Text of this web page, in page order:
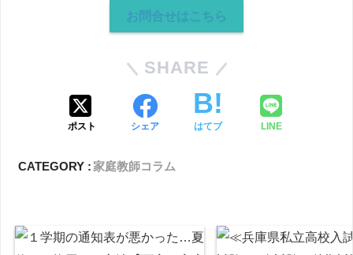
お問合せはこちら
SHARE
ポスト シェア はてブ LINE
CATEGORY :家庭教師コラム